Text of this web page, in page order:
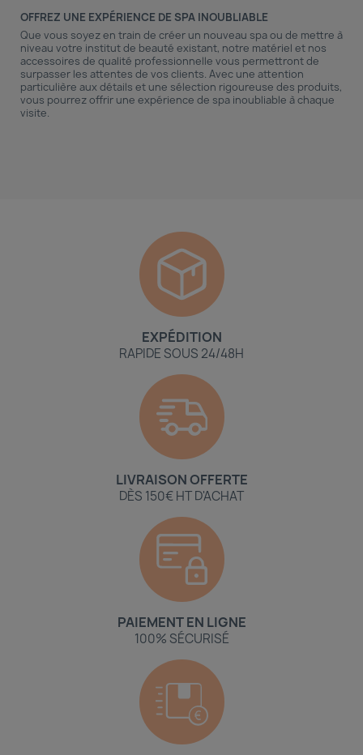
OFFREZ UNE EXPÉRIENCE DE SPA INOUBLIABLE
Que vous soyez en train de créer un nouveau spa ou de mettre à
niveau votre institut de beauté existant, notre matériel et nos
accessoires de qualité professionnelle vous permettront de
surpasser les attentes de vos clients. Avec une attention
particulière aux détails et une sélection rigoureuse des produits,
vous pourrez offrir une expérience de spa inoubliable à chaque
visite.
EXPÉDITION
RAPIDE SOUS 24/48H
LIVRAISON OFFERTE
DÈS 150€ HT D'ACHAT
PAIEMENT EN LIGNE
100% SÉCURISÉ